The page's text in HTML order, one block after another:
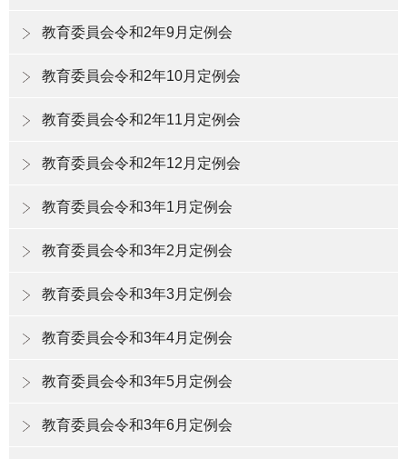
教育委員会令和2年9月定例会
教育委員会令和2年10月定例会
教育委員会令和2年11月定例会
教育委員会令和2年12月定例会
教育委員会令和3年1月定例会
教育委員会令和3年2月定例会
教育委員会令和3年3月定例会
教育委員会令和3年4月定例会
教育委員会令和3年5月定例会
教育委員会令和3年6月定例会